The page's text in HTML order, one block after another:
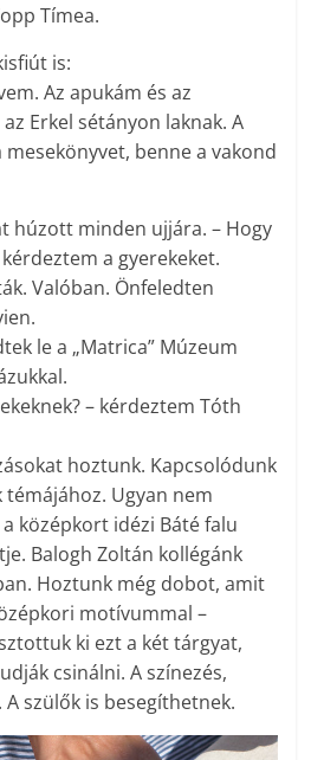
Tímea.
is:
Az apukám és az
Erkel sétányon laknak. A
benne a vakond
húzott minden ujjára. – Hogy
a gyerekeket.
Valóban. Önfeledten
le a „Matrica” Múzeum
– kérdeztem Tóth
hoztunk. Kapcsolódunk
témájához. Ugyan nem
középkort idézi Báté falu
Balogh Zoltán kollégánk
Hoztunk még dobot, amit
motívummal –
ki ezt a két tárgyat,
csinálni. A színezés,
szülők is besegíthetnek.